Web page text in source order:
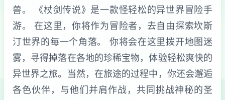
兽。 《杖剑传说》是一款怪轻松的异世界冒险手
游。 在这里，你将作为冒险者，去自由探索坎斯
汀世界的每一个角落。 你将会在这里拨开地图迷
雾，寻得掉落在各地的珍稀宝物，体验轻松爽快的
异世界之旅。当然，在旅途的过程中，你还会邂逅
各色伙伴，与他们并肩作战，共同挑战神秘的圣